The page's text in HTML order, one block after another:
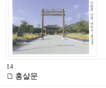
14
홍살문